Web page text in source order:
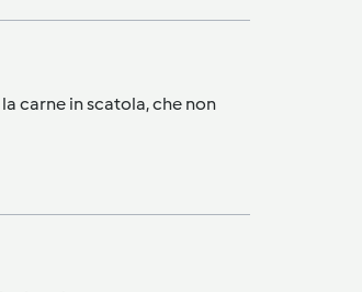
carne in scatola, che non